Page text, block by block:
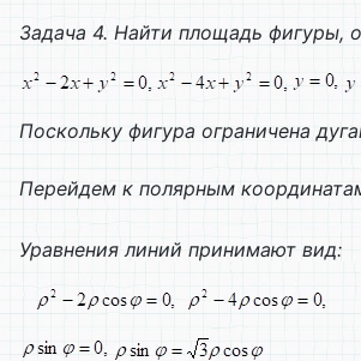
Задача 4. Найти площадь фигуры,
Поскольку фигура ограничена
Перейдем к полярным
Уравнения линий принимают вид: